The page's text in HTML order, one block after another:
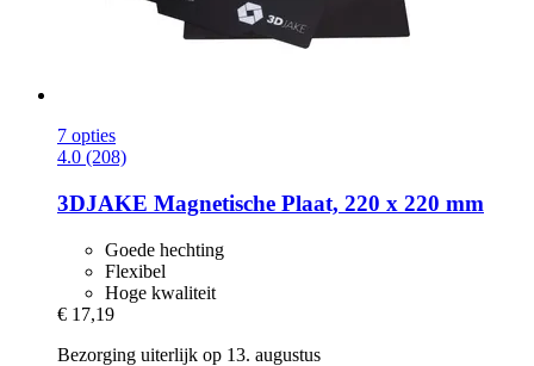
7 opties
4.0 (208)
3DJAKE Magnetische Plaat, 220 x 220 mm
Goede hechting
Flexibel
Hoge kwaliteit
€ 17,19
Bezorging uiterlijk op 13. augustus